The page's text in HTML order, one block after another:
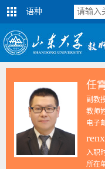
语种
任
副教
教师
电子
入职
所在